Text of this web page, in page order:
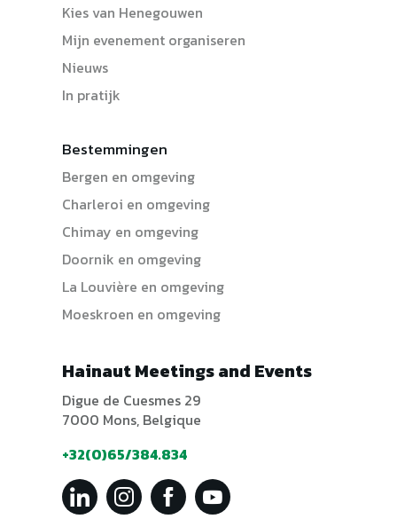
Kies van Henegouwen
Mijn evenement organiseren
Nieuws
In pratijk
Bestemmingen
Bergen en omgeving
Charleroi en omgeving
Chimay en omgeving
Doornik en omgeving
La Louvière en omgeving
Moeskroen en omgeving
Hainaut Meetings and Events
Digue de Cuesmes 29
7000 Mons, Belgique
+32(0)65/384.834